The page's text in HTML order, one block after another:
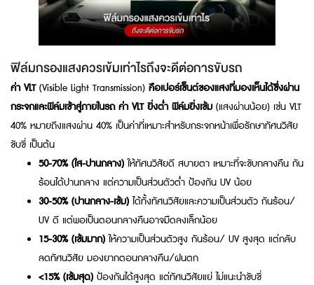
ฟิล์มกรองแสงควรเข้มเท่าไรถึงจะดีต่อการขับรถ
ค่า VLT(Visible Light Transmission) คือเปอร์เซ็นต์ของแสงที่มองเห็นได้ซึ่งผ่าน
กระจกและฟิล์มเข้าสู่ภายในรถ ค่า VLT ยิ่งต่ำ ฟิล์มยิ่งเข้ม(แสงผ่านน้อย) เช่น VLT
40% หมายถึงแสงผ่าน 40% เป็นค่าที่เหมาะสำหรับกระจกหน้าเพื่อรักษาทัศนวิสัย
ขับขี่ เป็นต้น
50-70% (ใส-ปานกลาง) ให้ทัศนวิสัยดี สบายตา เหมาะที่จะขับกลางคืน กัน
ร้อนได้ปานกลาง แต่ความเป็นส่วนตัวต่ำ ป้องกัน UV น้อย
30-50% (ปานกลาง-เข้ม) ได้ทั้งทัศนวิสัยและความเป็นส่วนตัว กันร้อน/
UV ดี แต่พอเป็นตอนกลางคืนอาจมืดลงเล็กน้อย
15-30% (เข้มมาก)ให้ความเป็นส่วนตัวสูง กันร้อน/ UV สูงสุด แต่กลับ
ลดทัศนวิสัย มองยากตอนกลางคืน/ฝนตก
<15% (เข้มสุด) ป้องกันได้สูงสุด แต่ทัศนวิสัยแย่ ไม่แนะนำขับขี่